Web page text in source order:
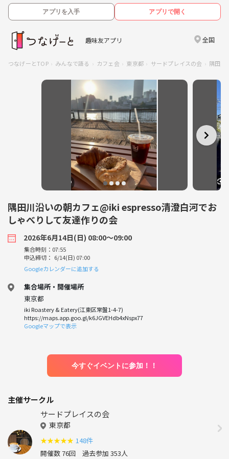
アプリを入手 アプリで開く
趣味友アプリ 全国
つなげーとTOP みんなで語る カフェ会 東京都 サードプレイスの会 隅田川
隅田川沿いの朝カフェ@iki espresso清澄白河でお
しゃべりして友達作りの会
2026年6月14日(日) 08:00〜09:00
集合時刻：07:55
申込締切： 6/14(日) 07:00
Googleカレンダーに追加する
集合場所・開催場所
東京都
iki Roastery & Eatery(江東区常盤1-4-7)
https://maps.app.goo.gl/k6JGVEHdb4xNspx77
Googleマップで表示
今すぐイベントに参加！！
主催サークル
サードプレイスの会
東京都
★★★★★ 148件
開催数 76回 過去参加 353人